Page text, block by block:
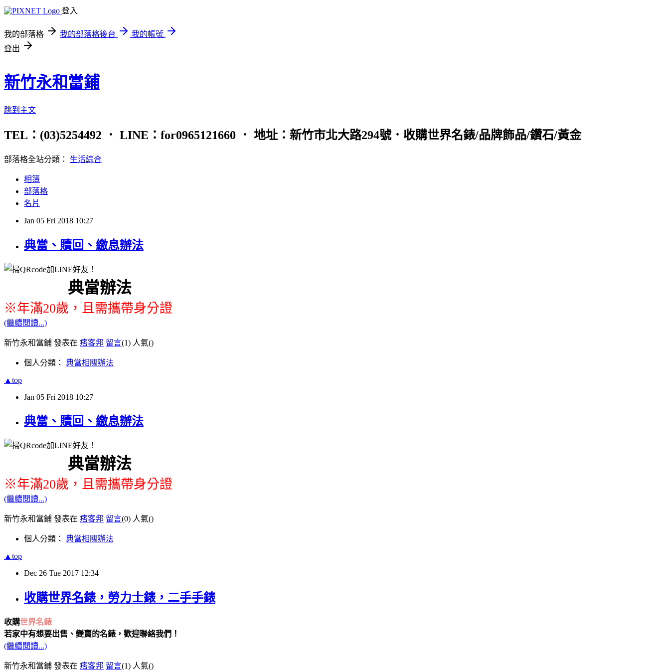
登入
我的部落格 我的部落格後台
我的帳號
登出
新竹永和當鋪
跳到主文
TEL：(03)5254492 ． LINE：for0965121660 ． 地址：新竹市北大路294號．收購世界名錶/品牌飾品/鑽石/黃金
部落格全站分類： 生活綜合
相簿
部落格
名片
Jan 05 Fri 2018 10:27
典當、贖回、繳息辦法
典當辦法
※年滿20歲，且需攜帶身分證
(繼續閱讀...)
新竹永和當鋪 發表在 痞客邦 留言(1) 人氣()
個人分類： 典當相關辦法
▲top
Jan 05 Fri 2018 10:27
典當、贖回、繳息辦法
典當辦法
※年滿20歲，且需攜帶身分證
(繼續閱讀...)
新竹永和當鋪 發表在 痞客邦 留言(0) 人氣()
個人分類： 典當相關辦法
▲top
Dec 26 Tue 2017 12:34
收購世界名錶，勞力士錶，二手手錶
收購世界名錶
若家中有想要出售、變賣的名錶，歡迎聯絡我們！
(繼續閱讀...)
新竹永和當鋪 發表在 痞客邦 留言(1) 人氣()